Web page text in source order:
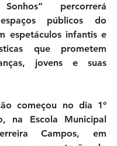
percorrerá
públicos do
espetáculos infantis e
que prometem
jovens e suas
começou no dia 1º
na Escola Municipal
Campos, em